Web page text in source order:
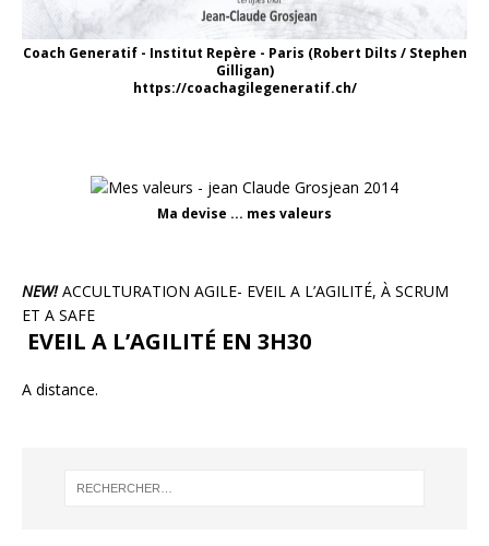
Coach Generatif - Institut Repère - Paris (Robert Dilts / Stephen
Gilligan)
https://coachagilegeneratif.ch/
Ma devise ... mes valeurs
NEW!ACCULTURATION AGILE- EVEIL A L’AGILITÉ, À SCRUM
ET A SAFE
EVEIL A L’AGILITÉ EN 3H30
A distance.